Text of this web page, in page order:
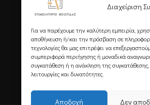
Διαχείριση
Για να παρέχουμε την καλύτερη εμπειρία,
αποθήκευση ή/και την πρόσβαση σε
τεχνολογίες θα μας επιτρέψει να
συμπεριφορά περιήγησης ή μοναδικά
συγκατάθεση ή η ανάκληση της
λειτουργίες και δυνατότητες.
Αποδοχή Δεν
Εγγραφή